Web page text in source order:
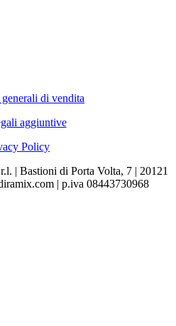
di vendita
aggiuntive
Policy
| Bastioni di Porta Volta, 7 | 20121
| p.iva 08443730968